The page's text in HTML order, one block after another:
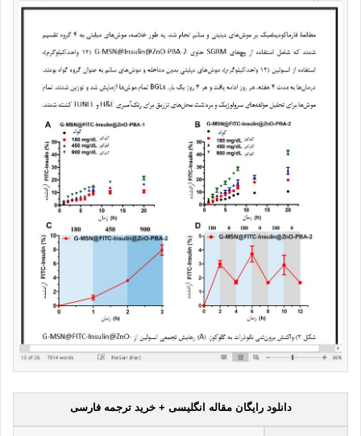
دانلود رایگان مقاله انگلیسی + خرید ترجمه فارسی